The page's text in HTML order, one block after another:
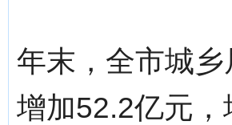
年末，全市城
增加52.2亿元